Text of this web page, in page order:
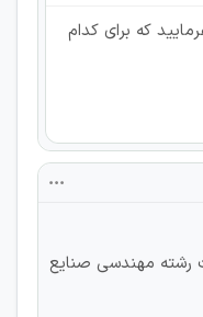
که برای کدام
رشته مهندسی صنایع